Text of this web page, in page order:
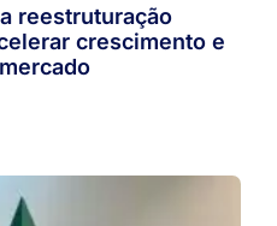
reestruturação
crescimento e